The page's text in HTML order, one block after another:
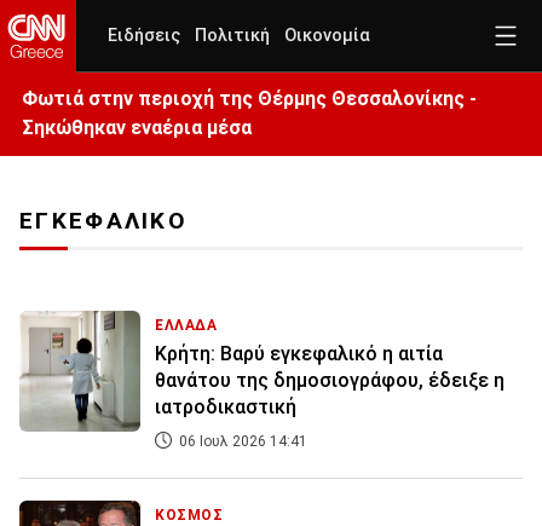
Ειδήσεις Πολιτική Οικονομία
Φωτιά στην περιοχή της Θέρμης Θεσσαλονίκης -
Σηκώθηκαν εναέρια μέσα
ΕΓΚΕΦΑΛΙΚΟ
ΕΛΛΑΔΑ
Κρήτη: Βαρύ εγκεφαλικό η αιτία
θανάτου της δημοσιογράφου, έδειξε η
ιατροδικαστική
06 Ιουλ 2026 14:41
ΚΟΣΜΟΣ